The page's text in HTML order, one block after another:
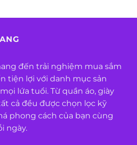
đến trải nghiệm mua sắm
tiện lợi với danh mục sản
lứa tuổi. Từ quần áo, giày
cả đều được chọn lọc kỹ
phong cách của bạn cùng
ngày.